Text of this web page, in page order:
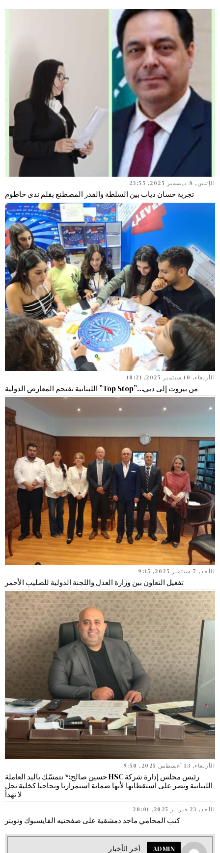
الإثنين, 8 ديسمبر 2025, 23:55
تجربة حسان دياب بين السلطة والقدر المصطنع بقلم ندى حاطوم
الأربعاء, 10 سبتمبر 2025, 10:21
من بيروت إلى دبي…”Top Stop” اللبنانية تقتحم المعارض الدولية
الأحد, 7 سبتمبر 2025, 9:15
تفعيل التعاون بين وزارة العدل واللجنة الدولية للصليب الأحمر
الأربعاء, 13 أغسطس 2025, 9:50
رئيس مجلس إدارة شركة HSC حسين صالح:* نتمسّك باليد العاملة
اللبنانية ونصر على استقطابها لأنها ضمانة استمرارنا ونجاحنا كخلية نحل
لا تهدأ
الأحد, 23 فبراير 2025, 20:01
كتب المحامي ماجد دمشقية على صفحتيه الفايسبوك وتويتر
ADMIN اَخر الأخبار